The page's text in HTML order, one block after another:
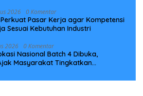
2026 0 Komentar
Pasar Kerja agar Kompetensi
Sesuai Kebutuhan Industri
2026 0 Komentar
Nasional Batch 4 Dibuka,
Masyarakat Tingkatkan